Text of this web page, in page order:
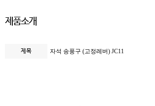
제품소개
제목 자석 송풍구 (고정레버) JC11